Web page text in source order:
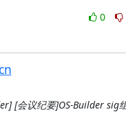
0
[会议纪要]OS-Builder sig